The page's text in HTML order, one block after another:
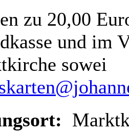
zu 20,00
und im
sowei